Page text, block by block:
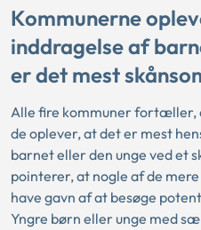
Kommunerne
inddragelse af
er det mest
Alle fire kommuner fortæller,
de oplever, at det er mest
barnet eller den unge ved et
pointerer, at nogle af de
have gavn af at besøge
Yngre børn eller unge med